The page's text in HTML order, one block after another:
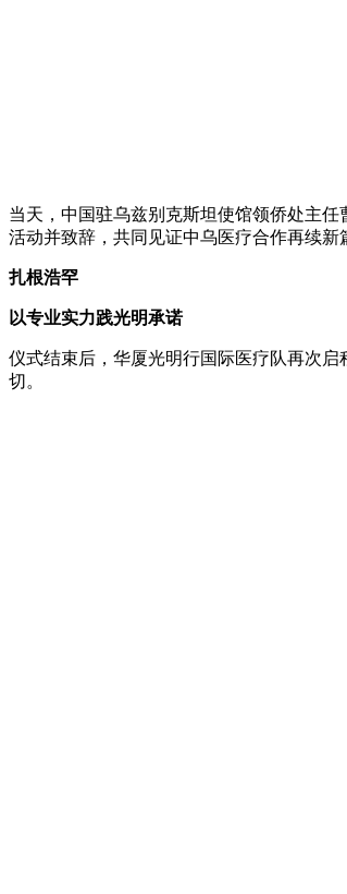
当天，中国驻乌兹别克斯坦使馆领侨处主
活动并致辞，共同见证中乌医疗合作再续新
扎根浩罕
以专业实力践光明承诺
仪式结束后，华厦光明行国际医疗队再次
切。